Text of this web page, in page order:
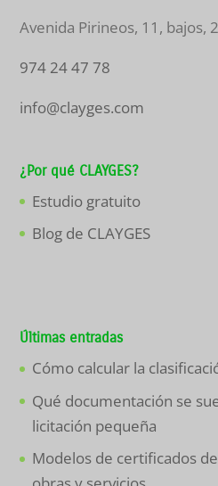
Avenida Pirineos, 11, bajos,
974 24 47 78
info@clayges.com
¿Por qué CLAYGES?
Estudio gratuito
Blog de CLAYGES
Últimas entradas
Cómo calcular la
Qué documentación se
licitación pequeña
Modelos de certificados